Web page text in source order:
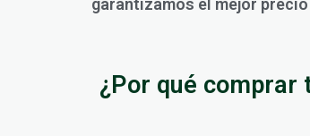
garantizamos el mejor
¿Por qué comprar